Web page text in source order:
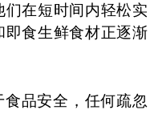
们在短时间内轻松实
食生鲜食材正逐渐
品安全，任何疏忽